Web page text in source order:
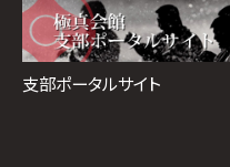
支部ポータルサイト